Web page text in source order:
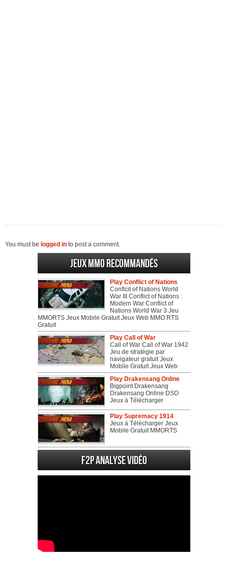
You must be logged in to post a comment.
Jeux MMO recommandés
Play Conflict of Nations
Conflcit of Nations World
War III Conflict of Nations :
Modern War Conflict of
Nations World War 3 Jeu
MMORTS Jeux Mobile Gratuit Jeux Web MMO RTS
Gratuit
Play Call of War
Call of War Call of War 1942
Jeu de stratégie par
navigateur gratuit Jeux
Mobile Gratuit Jeux Web
Play Drakensang Online
Bigpoint Drakensang
Drakensang Online DSO
Jeux à Télécharger
Play Supremacy 1914
Jeux à Télécharger Jeux
Mobile Gratuit MMORTS
F2P Analyse vidéo